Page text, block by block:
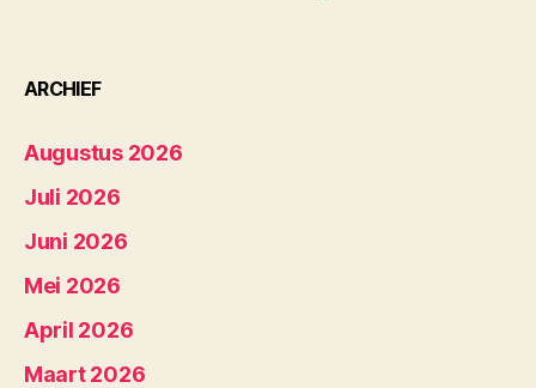
ARCHIEF
Augustus 2026
Juli 2026
Juni 2026
Mei 2026
April 2026
Maart 2026